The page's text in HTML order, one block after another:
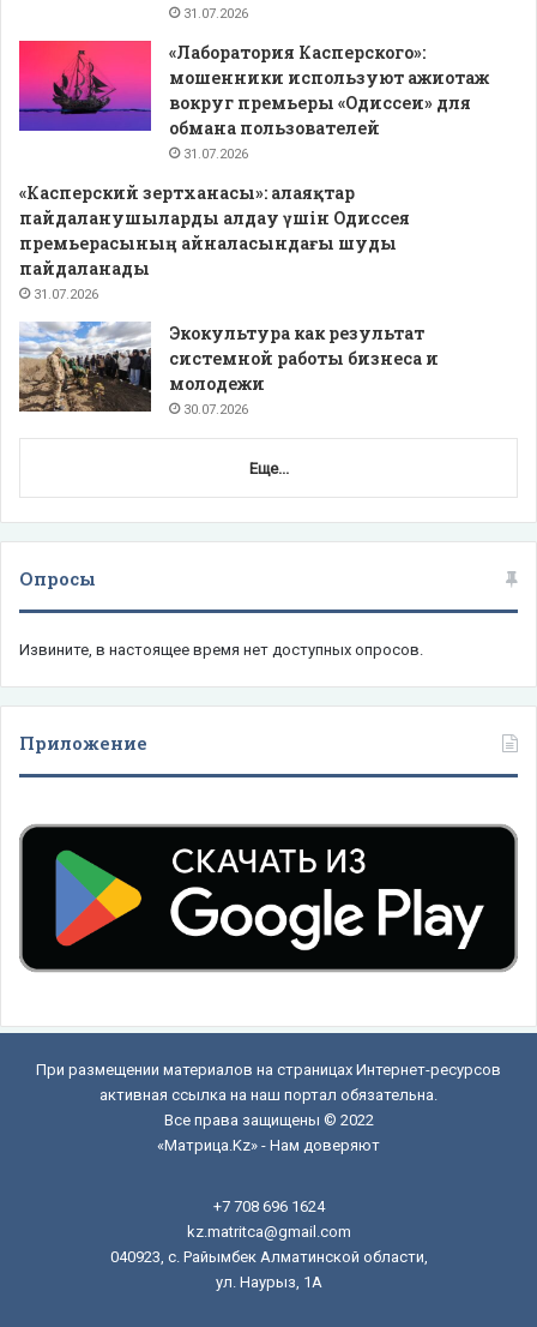
31.07.2026
«Лаборатория Касперского»:
мошенники используют ажиотаж
вокруг премьеры «Одиссеи» для
обмана пользователей
31.07.2026
«Касперский зертханасы»: алаяқтар
пайдаланушыларды алдау үшін Одиссея
премьерасының айналасындағы шуды
пайдаланады
31.07.2026
Экокультура как результат
системной работы бизнеса и
молодежи
30.07.2026
Еще...
Опросы
Извините, в настоящее время нет доступных опросов.
Приложение
При размещении материалов на страницах Интернет-ресурсов
активная ссылка на наш портал обязательна.
Все права защищены © 2022
«Матрица.Kz» - Нам доверяют
+7 708 696 1624
kz.matritca@gmail.com
040923, с. Райымбек Алматинской области,
ул. Наурыз, 1А